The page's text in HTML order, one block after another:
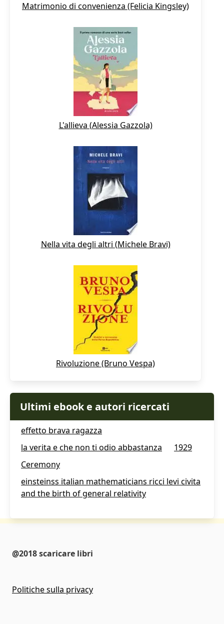
Matrimonio di convenienza (Felicia Kingsley)
L'allieva (Alessia Gazzola)
Nella vita degli altri (Michele Bravi)
Rivoluzione (Bruno Vespa)
Ultimi ebook e autori ricercati
effetto brava ragazza
la verita e che non ti odio abbastanza
1929
Ceremony
einsteinss italian mathematicians ricci levi civita
and the birth of general relativity
@2018 scaricare libri
Politiche sulla privacy